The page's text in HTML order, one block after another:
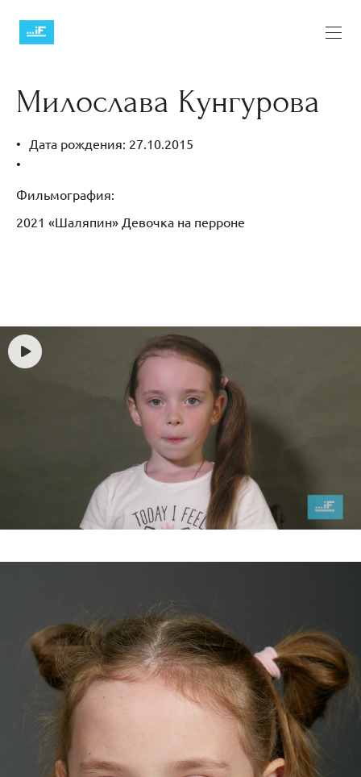
Милослава Кунгурова
Дата рождения: 27.10.2015
Фильмография:
2021 «Шаляпин» Девочка на перроне